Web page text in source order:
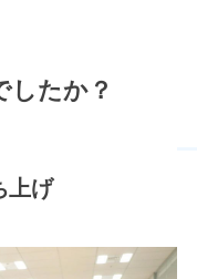
したか？
上げ